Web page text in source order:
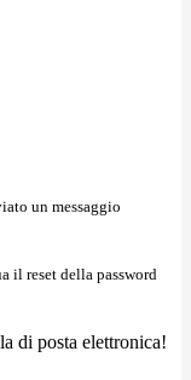
un messaggio
il reset della password
di posta elettronica!